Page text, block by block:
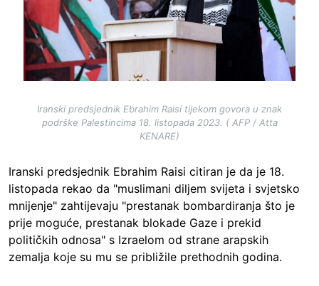
Iranski predsjednik Ebrahim Raisi tijekom govora u znak
podrške Palestincima 18. listopada 2023. ( AFP / Atta
KENARE)
Iranski predsjednik Ebrahim Raisi citiran je da je 18.
listopada rekao da "muslimani diljem svijeta i svjetsko
mnijenje" zahtijevaju "prestanak bombardiranja što je
prije moguće, prestanak blokade Gaze i prekid
političkih odnosa" s Izraelom od strane arapskih
zemalja koje su mu se približile prethodnih godina.